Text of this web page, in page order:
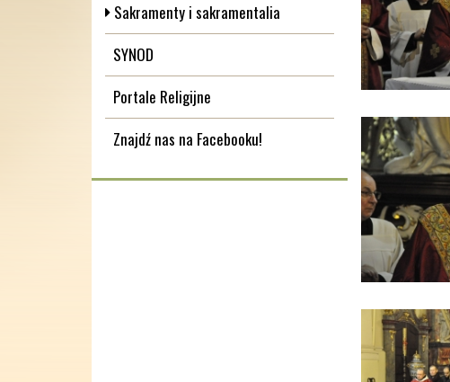
Sakramenty i sakramentalia
SYNOD
Portale Religijne
Znajdź nas na Facebooku!